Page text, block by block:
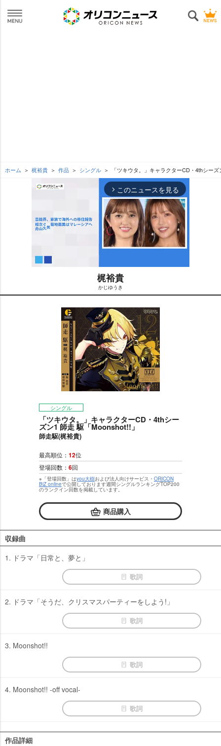
ホーム 梶裕貴 作品 シングル 「ツキウタ。」キャラクターCD・4thシー
arrow_forward_ios このニュースを見る
M
t
e
梶裕貴
かじゆうき
シングル
「ツキウタ。」キャラクターCD・4thシー
ズン1 師走 駆「Moonshot!!」
師走駆(梶裕貴)
最高順位： 12位
登場回数： 6回
※「登場回数」はyou大樹および法人向けサービス・ ORICON
BiZ onlineで公開しております週間シングルランキングTOP200
のランクイン回数を掲載しています。
商品購入
収録曲
1. ドラマ「日常と、夢と」
歌詞
2. ドラマ「そうだ、クリスマスパーティーをしよう!」
歌詞
3. Moonshot!!
歌詞
4. Moonshot!! -off vocal-
歌詞
作品詳細